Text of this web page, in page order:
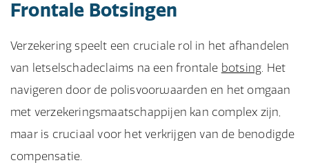
Frontale Botsingen
Verzekering speelt een cruciale rol in het afhandelen
van letselschadeclaims na een frontale botsing. Het
navigeren door de polisvoorwaarden en het omgaan
met verzekeringsmaatschappijen kan complex zijn,
maar is cruciaal voor het verkrijgen van de benodigde
compensatie.